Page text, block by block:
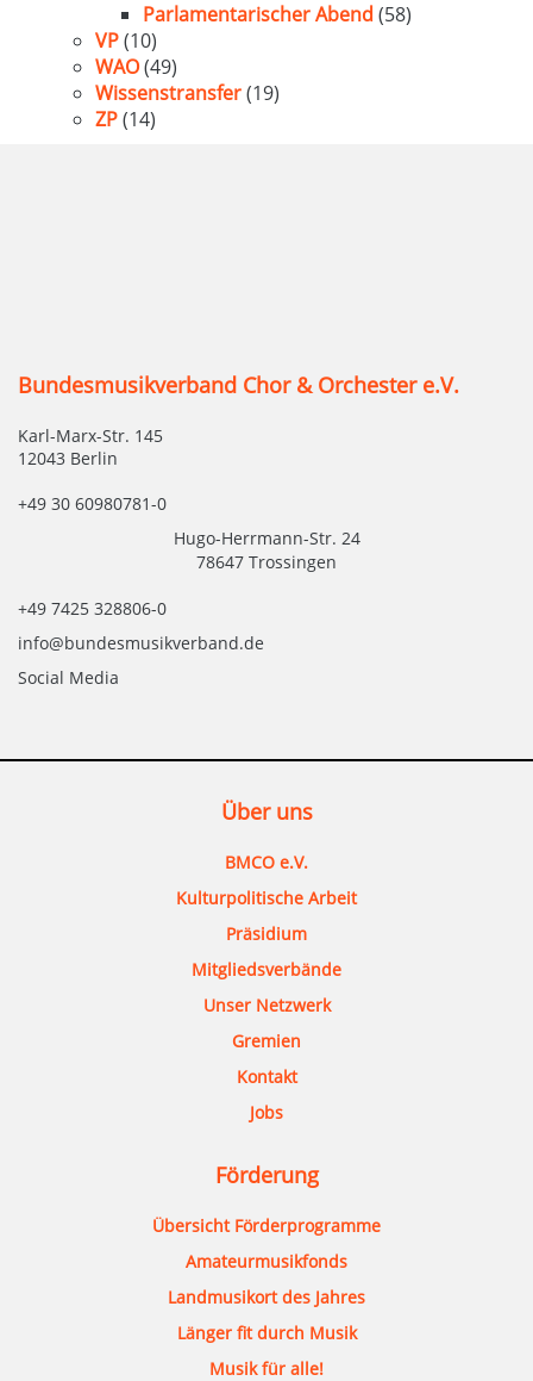
Parlamentarischer Abend (58)
VP(10)
WAO(49)
Wissenstransfer(19)
ZP(14)
Bundesmusikverband Chor & Orchester e.V.
Karl-Marx-Str. 145
12043 Berlin
+49 30 60980781-0
Hugo-Herrmann-Str. 24
78647 Trossingen
+49 7425 328806-0
info@bundesmusikverband.de
Social Media
Über uns
BMCO e.V.
Kulturpolitische Arbeit
Präsidium
Mitgliedsverbände
Unser Netzwerk
Gremien
Kontakt
Jobs
Förderung
Übersicht Förderprogramme
Amateurmusikfonds
Landmusikort des Jahres
Länger fit durch Musik
Musik für alle!